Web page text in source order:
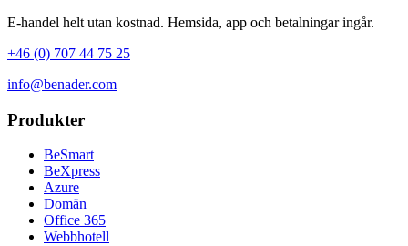
E-handel helt utan kostnad. Hemsida, app och betalningar ingår.
+46 (0) 707 44 75 25
info@benader.com
Produkter
BeSmart
BeXpress
Azure
Domän
Office 365
Webbhotell